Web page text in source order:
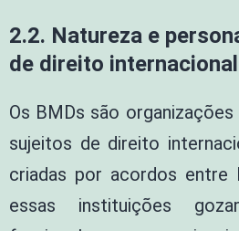
2.2. Natureza e
de direito
Os BMDs são
sujeitos de direito
criadas por acordos entre
essas instituições